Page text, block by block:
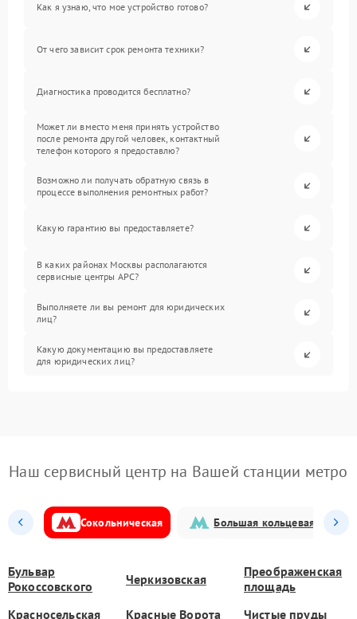
Как я узнаю, что мое устройство готово?
От чего зависит срок ремонта техники?
Диагностика проводится бесплатно?
Может ли вместо меня принять устройство
после ремонта другой человек, контактный
телефон которого я предоставлю?
Возможно ли получать обратную связь в
процессе выполнения ремонтных работ?
Какую гарантию вы предоставляете?
В каких районах Москвы располагаются
сервисные центры APC?
Выполняете ли вы ремонт для юридических
лиц?
Какую документацию вы предоставляете
для юридических лиц?
Наш сервисный центр на Вашей станции метро
Сокольническая Большая кольцевая
Бульвар
Рокоссовского
Черкизовская
Преображенская
площадь
Красносельская
Красные Ворота Чистые пруды